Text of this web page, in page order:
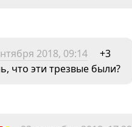
2018, 09:14
+3
что эти трезвые были?